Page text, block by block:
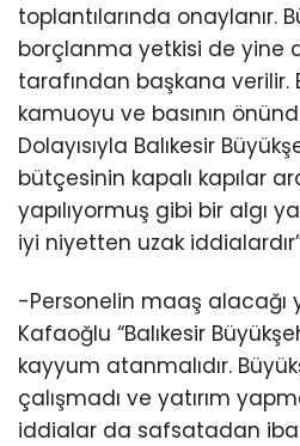
toplantılarında onaylanır.
borçlanma yetkisi de yine
tarafından başkana verilir.
kamuoyu ve basının
Dolayısıyla Balıkesir
bütçesinin kapalı kapılar
yapılıyormuş gibi bir algı
iyi niyetten uzak
-Personelin maaş alacağı
Kafaoğlu “Balıkesir
kayyum atanmalıdır.
çalışmadı ve yatırım
iddialar da safsatadan